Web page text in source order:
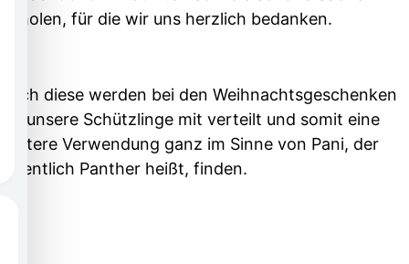
abholen, für die wir uns herzlich bedanken.
Auch diese werden bei den Weihnachtsgeschenken
für unsere Schützlinge mit verteilt und somit eine
weitere Verwendung ganz im Sinne von Pani, der
eigentlich Panther heißt, finden.